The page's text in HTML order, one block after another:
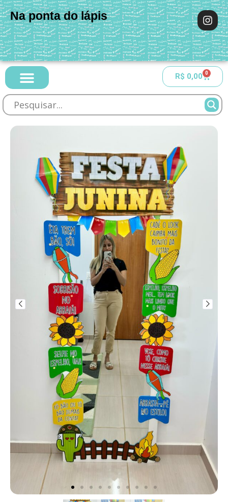
Na ponta do lápis
R$ 0,00 0